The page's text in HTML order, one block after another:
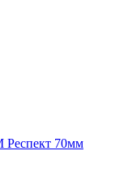
70мм